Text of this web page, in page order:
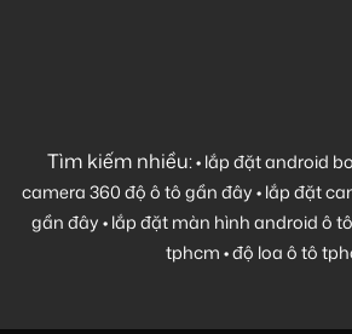
Tìm kiếm nhiều:•lắp đặt android
camera 360 độ ô tô gần đây•lắp đặt
gần đây•lắp đặt màn hình android ô
tphcm•độ loa ô tô